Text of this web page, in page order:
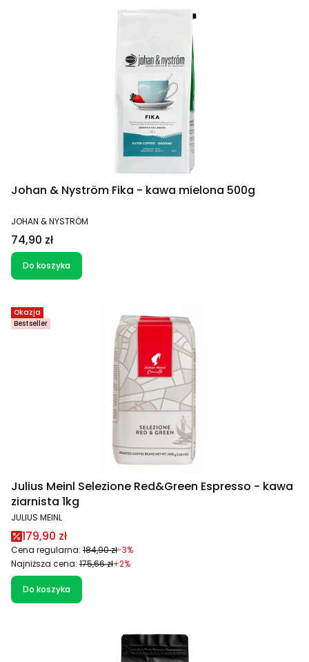
Johan & Nyström Fika - kawa mielona 500g
PRODUCENT
JOHAN & NYSTRÖM
Cena
74,90 zł
Do koszyka
Okazja
Bestseller
Julius Meinl Selezione Red&Green Espresso - kawa
ziarnista 1kg
PRODUCENT
JULIUS MEINL
Cena promocyjna
179,90 zł
Cena regularna: 184,90 zł-3%
Najniższa cena: 175,66 zł+2%
Do koszyka